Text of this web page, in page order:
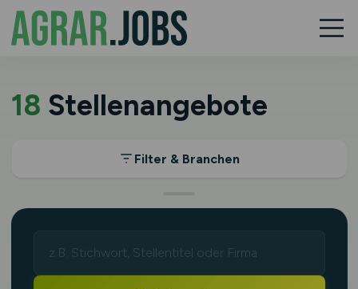
18 Stellenangebote
Filter & Branchen